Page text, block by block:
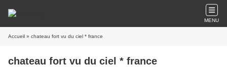
MENU
Accueil » chateau fort vu du ciel * france
chateau fort vu du ciel * france